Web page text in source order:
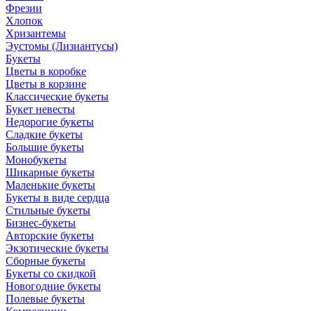
Фрезии
Хлопок
Хризантемы
Эустомы (Лизиантусы)
Букеты
Цветы в коробке
Цветы в корзине
Классические букеты
Букет невесты
Недорогие букеты
Сладкие букеты
Большие букеты
Монобукеты
Шикарные букеты
Маленькие букеты
Букеты в виде сердца
Стильные букеты
Бизнес-букеты
Авторские букеты
Экзотические букеты
Сборные букеты
Букеты со скидкой
Новогодние букеты
Полевые букеты